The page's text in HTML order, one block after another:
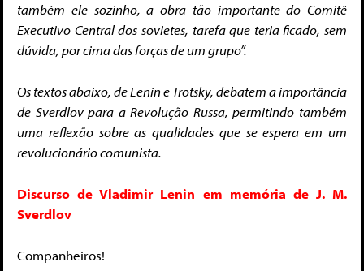
também ele sozinho, a obra tão importante do Comitê
Executivo Central dos sovietes, tarefa que teria ficado, sem
dúvida, por cima das forças de um grupo”.
Os textos abaixo, de Lenin e Trotsky, debatem a importância
de Sverdlov para a Revolução Russa, permitindo também
uma reflexão sobre as qualidades que se espera em um
revolucionário comunista.
Discurso de Vladimir Lenin em memória de J. M.
Sverdlov
Companheiros!